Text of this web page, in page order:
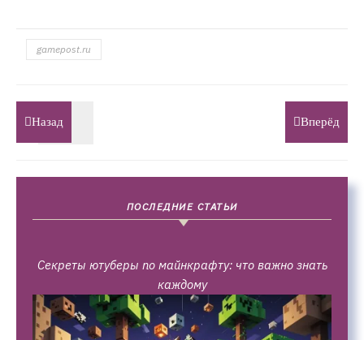
gamepost.ru
Назад Вперёд
ПОСЛЕДНИЕ СТАТЬИ
Секреты ютуберы по майнкрафту: что важно знать
каждому